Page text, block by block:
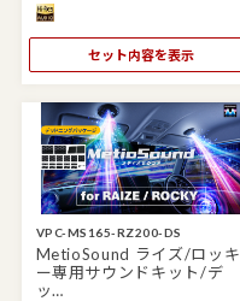
セット内容を表示
VPC-MS165-RZ200-DS
MetioSound ライズ/ロッキ
ー専用サウンドキット/デ
ッ…